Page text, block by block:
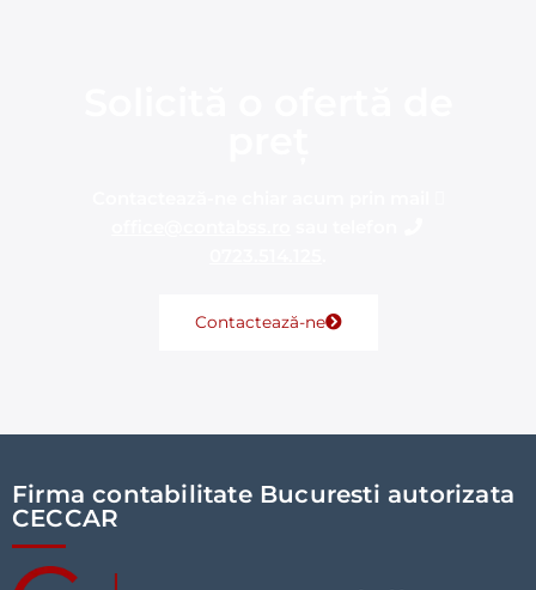
Contactează-ne
Firma contabilitate Bucuresti autorizata
CECCAR